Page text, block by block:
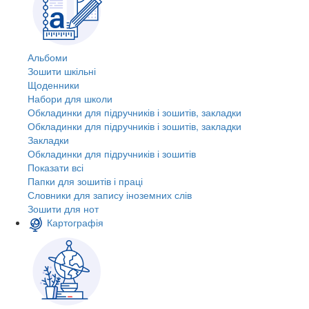
Альбоми
Зошити шкільні
Щоденники
Набори для школи
Обкладинки для підручників і зошитів, закладки
Обкладинки для підручників і зошитів, закладки
Закладки
Обкладинки для підручників і зошитів
Показати всі
Папки для зошитів і праці
Словники для запису іноземних слів
Зошити для нот
Картографія